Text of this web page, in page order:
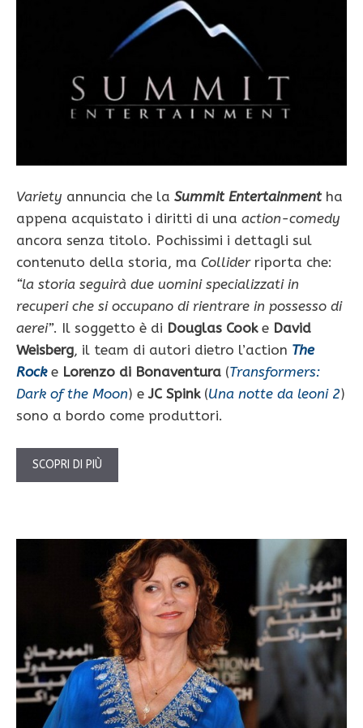
Variety annuncia che la Summit Entertainment ha
appena acquistato i diritti di una action-comedy
ancora senza titolo. Pochissimi i dettagli sul
contenuto della storia, ma Colliderriporta che:
“la storia seguirà due uomini specializzati in
recuperi che si occupano di rientrare in possesso di
aerei”. Il soggetto è di Douglas Cooke David
Weisberg, il team di autori dietro l’action The
Rocke Lorenzo di Bonaventura (Transformers:
Dark of the Moon) eJC Spink(Una notte da leoni 2)
sono a bordo come produttori.
SCOPRI DI PIÙ